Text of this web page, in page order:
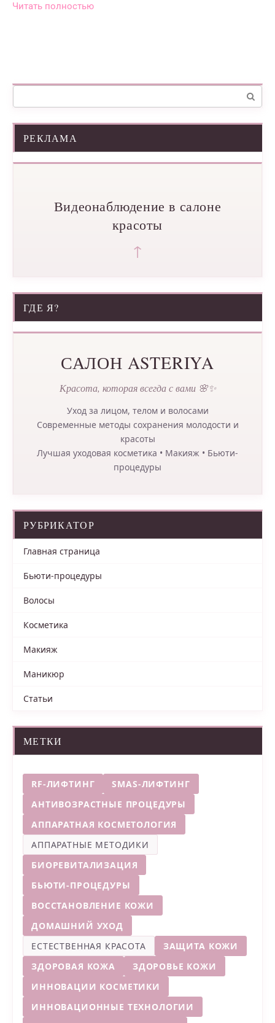
Читать полностью
Поиск:
РЕКЛАМА
Видеонаблюдение в салоне
красоты
↑
ГДЕ Я?
САЛОН ASTERIYA
Красота, которая всегда с вами 🌸✨
Уход за лицом, телом и волосами
Современные методы сохранения молодости и
красоты
Лучшая уходовая косметика • Макияж • Бьюти-
процедуры
РУБРИКАТОР
Главная страница
Бьюти-процедуры
Волосы
Косметика
Макияж
Маникюр
Статьи
МЕТКИ
RF-ЛИФТИНГ
SMAS-ЛИФТИНГ
АНТИВОЗРАСТНЫЕ ПРОЦЕДУРЫ
АППАРАТНАЯ КОСМЕТОЛОГИЯ
АППАРАТНЫЕ МЕТОДИКИ
БИОРЕВИТАЛИЗАЦИЯ
БЬЮТИ-ПРОЦЕДУРЫ
ВОССТАНОВЛЕНИЕ КОЖИ
ДОМАШНИЙ УХОД
ЕСТЕСТВЕННАЯ КРАСОТА
ЗАЩИТА КОЖИ
ЗДОРОВАЯ КОЖА
ЗДОРОВЬЕ КОЖИ
ИННОВАЦИИ КОСМЕТИКИ
ИННОВАЦИОННЫЕ ТЕХНОЛОГИИ